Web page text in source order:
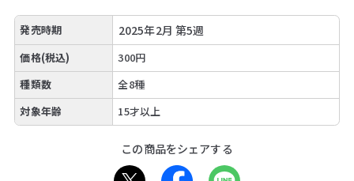
発売時期 2025年2月 第5週
価格(税込)
300円
種類数
全8種
対象年齢
15才以上
この商品をシェアする